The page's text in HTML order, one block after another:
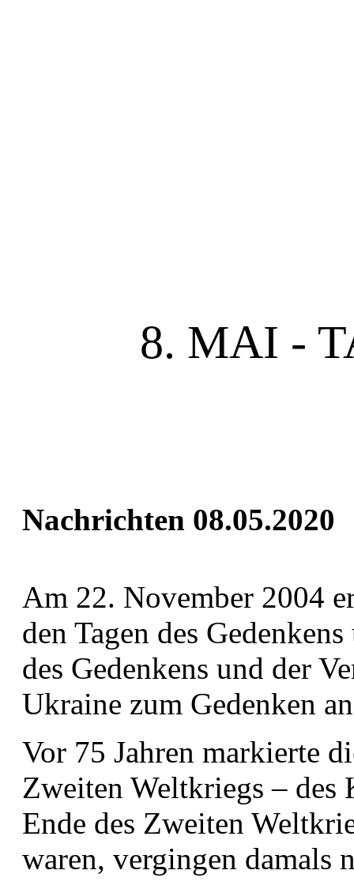
8. MAI -
Nachrichten 08.05.2020
Am 22. November 2004
den Tagen des
des Gedenkens und der
Ukraine zum Gedenken
Vor 75 Jahren markierte
Zweiten Weltkriegs – des
Ende des Zweiten
waren, vergingen damals